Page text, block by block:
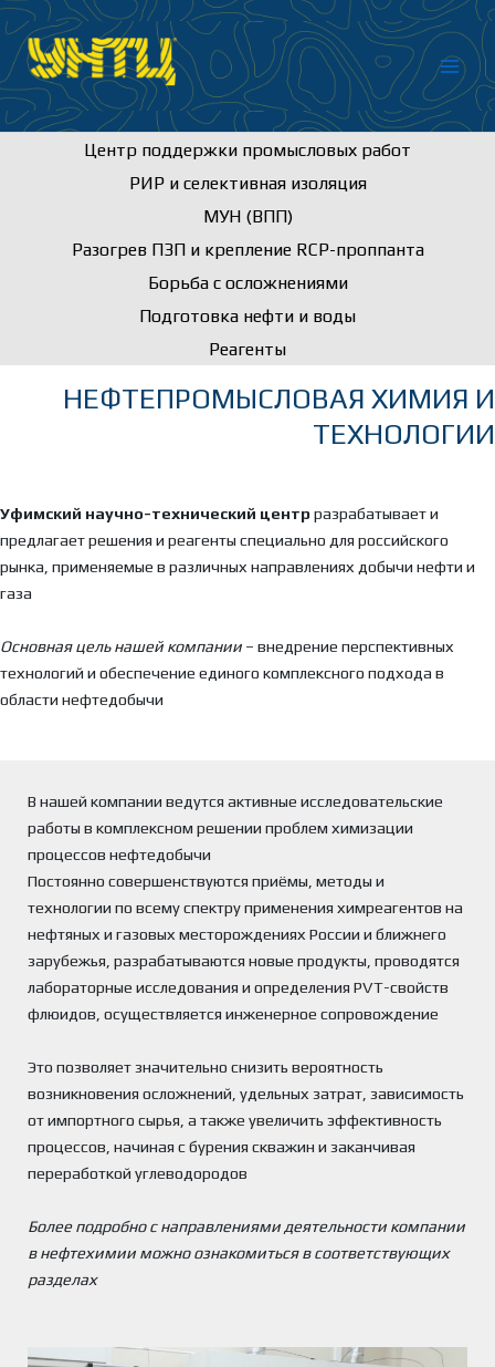
Перейти
к
содержимому
Центр поддержки промысловых работ
РИР и селективная изоляция
МУН (ВПП)
Разогрев ПЗП и крепление RCP-проппанта
Борьба с осложнениями
Подготовка нефти и воды
Реагенты
НЕФТЕПРОМЫСЛОВАЯ ХИМИЯ И
ТЕХНОЛОГИИ
Уфимский научно-технический центрразрабатывает и
предлагает решения и реагенты специально для российского
рынка, применяемые в различных направлениях добычи нефти и
газа
Основная цель нашей компании – внедрение перспективных
технологий и обеспечение единого комплексного подхода в
области нефтедобычи
В нашей компании ведутся активные исследовательские
работы в комплексном решении проблем химизации
процессов нефтедобычи
Постоянно совершенствуются приёмы, методы и
технологии по всему спектру применения химреагентов на
нефтяных и газовых месторождениях России и ближнего
зарубежья, разрабатываются новые продукты, проводятся
лабораторные исследования и определения PVT-свойств
флюидов, осуществляется инженерное сопровождение
Это позволяет значительно снизить вероятность
возникновения осложнений, удельных затрат, зависимость
от импортного сырья, а также увеличить эффективность
процессов, начиная с бурения скважин и заканчивая
переработкой углеводородов
Более подробно с направлениями деятельности компании
в нефтехимии можно ознакомиться в соответствующих
разделах